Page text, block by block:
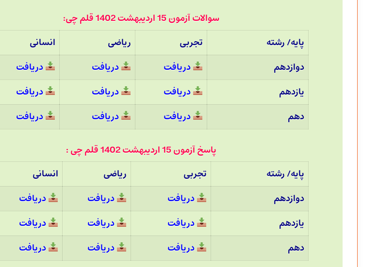
سوالات آزمون 15 اردیبهشت 1402 قلم چی:
پایه/ رشته
تجربی ریاضی
انسانی
دوازدهم
دریافت دریافت
دریافت
یازدهم
دریافت دریافت
دریافت
دهم
دریافت دریافت دریافت
پاسخ آزمون 15 اردیبهشت 1402 قلم چی :
پایه/ رشته
تجربی ریاضی
انسانی
دوازدهم
دریافت دریافت
دریافت
یازدهم
دریافت دریافت
دریافت
دهم
دریافت دریافت دریافت